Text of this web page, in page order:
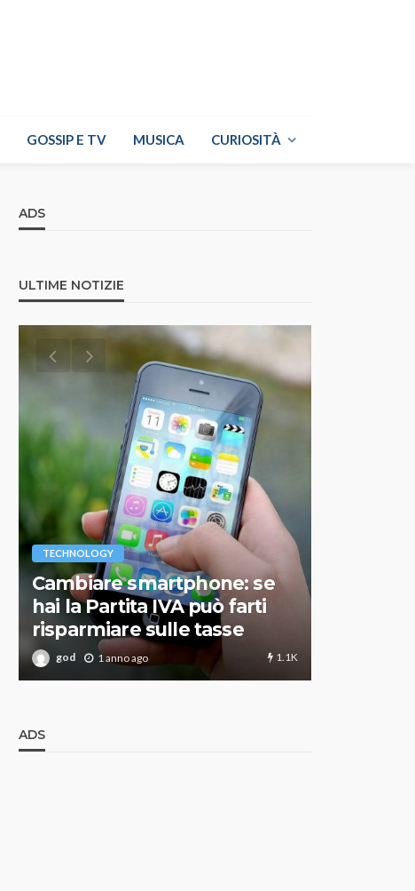
GOSSIP E TV MUSICA CURIOSITÀ
ADS
ULTIME NOTIZIE
TECHNOLOGY
Cambiare smartphone: se
hai la Partita IVA può farti
risparmiare sulle tasse
god 1 anno ago 1.1K
ADS